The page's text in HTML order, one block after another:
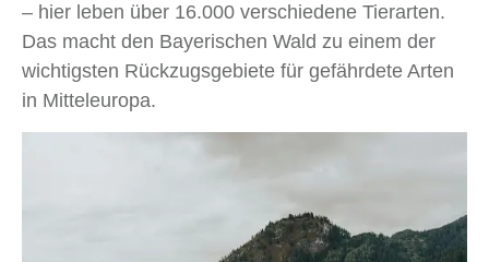
– hier leben über 16.000 verschiedene Tierarten.
Das macht den Bayerischen Wald zu einem der
wichtigsten Rückzugsgebiete für gefährdete Arten
in Mitteleuropa.